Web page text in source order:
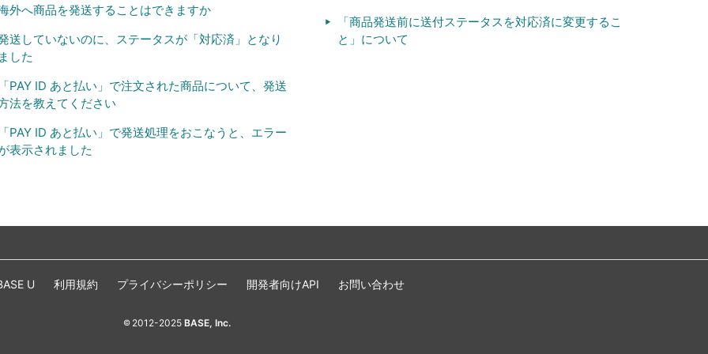
外へ商品を発送することはできますか
送していないのに、ステータスが「対応済」となり
した
PAY ID あと払い」で注文された商品について、発送
法を教えてください
PAY ID あと払い」で発送処理をおこなうと、エラー
表示されました
「商品発送前に送付ステータスを対応済に変更するこ
と」について
U 利用規約 プライバシーポリシー 開発者向けAPI お問い合わせ
© 2012-2025 BASE, Inc.